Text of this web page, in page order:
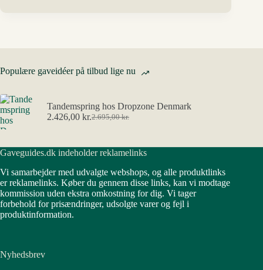
Populære gaveidéer på tilbud lige nu
Tandemspring hos Dropzone Denmark
2.695,00kr.
Den
var:
2.426,00 kr.Den
er:
Gaveguides.dk indeholder reklamelinks
Vi samarbejder med udvalgte webshops, og alle produktlinks
er reklamelinks. Køber du gennem disse links, kan vi modtage
kommission uden ekstra omkostning for dig. Vi tager
forbehold for prisændringer, udsolgte varer og fejl i
produktinformation.
Nyhedsbrev